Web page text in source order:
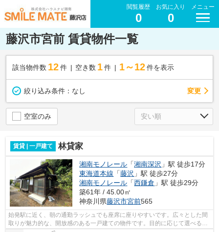
閲覧履歴
0
お気に入り
0
メニュー
藤沢市宮前 賃貸物件一覧
該当物件数 12件 空き数 1 件 1～12 件を表示
絞り込み条件： なし 変更
空室のみ
賃貸 | 一戸建て 林貸家
湘南モノレール 「湘南深沢 」駅 徒歩17分
東海道本線 「藤沢 」駅 徒歩27分
湘南モノレール 「西鎌倉 」駅 徒歩29分
築61年 / 45.00㎡
神奈川県藤沢市宮前565
始発駅に近く、朝の通勤ラッシュでも座席に座りやすいです。広々とした間
取りが魅力的な、開放感のある一戸建ての物件です。目的に応じて選べる2